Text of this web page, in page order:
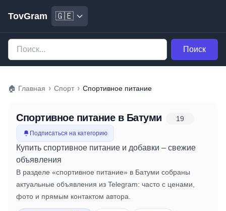
TovGram 🇬🇪
Поиск
🏠 Главная › Спорт › Спортивное питание
Спортивное питание в Батуми 19
Подписаться на категорию
Купить спортивное питание и добавки – свежие
объявления
В разделе «спортивное питание» в Батуми собраны
актуальные объявления из Telegram: часто с ценами,
фото и прямым контактом автора.